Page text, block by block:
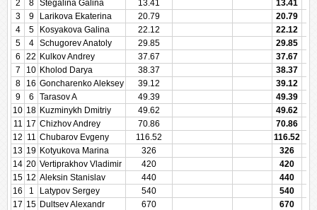
2
8 Stegalina Galina 13.41
13.41
3
9 Larikova Ekaterina 20.79
20.79
4
5 Kosyakova Galina 22.12
22.12
5
4 Schugorev Anatoly 29.85
29.85
6
22 Kulkov Andrey 37.67
37.67
7
10 Kholod Darya 38.37
38.37
8
16 Goncharenko Aleksey 39.12
39.12
9
6 Tarasov A 49.39
49.39
10 18 Kuzminykh Dmitriy 49.62
49.62
11 17 Chizhov Andrey 70.86
70.86
12 11 Chubarov Evgeny 116.52
116.52
13 19 Kotyukova Marina 326
326
14 20 Vertiprakhov Vladimir 420
420
15 12 Aleksin Stanislav 440
440
16
1 Latypov Sergey 540
540
17 15 Dultsev Alexandr 670
670